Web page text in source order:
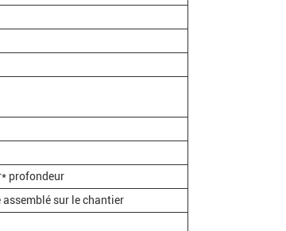
profondeur
assemblé sur le chantier